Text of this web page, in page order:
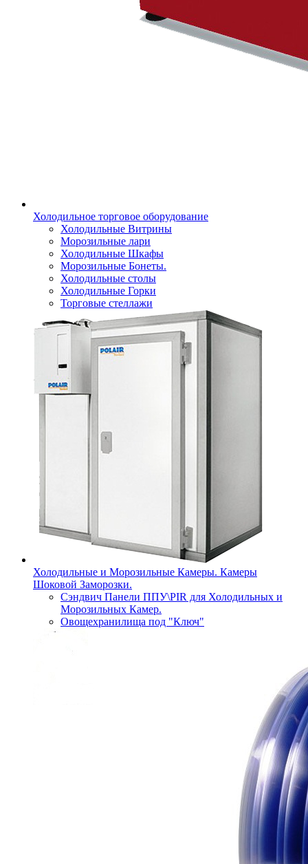
Холодильное торговое оборудование
Холодильные Витрины
Морозильные лари
Холодильные Шкафы
Морозильные Бонеты.
Холодильные столы
Холодильные Горки
Торговые стеллажи
Холодильные и Морозильные Камеры. Камеры
Шоковой Заморозки.
Сэндвич Панели ППУ\PIR для Холодильных и
Морозильных Камер.
Овощехранилища под "Ключ"